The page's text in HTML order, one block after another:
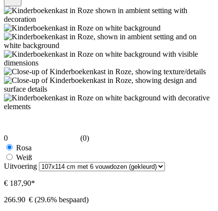
0
(0)
Rosa
Weiß
Uitvoering
€ 187,90*
266.90 € (29.6% bespaard)